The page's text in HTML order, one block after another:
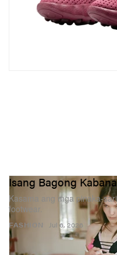
mga magulang mo.
FASHION
Isang Bagong
Kasama ang mga pinaka-
footwear.
Jul 6, 2026